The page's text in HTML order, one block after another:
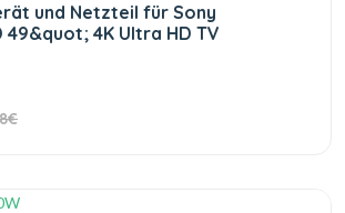
und Netzteil für Sony
49&quot; 4K Ultra HD TV